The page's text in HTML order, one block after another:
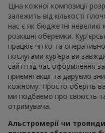
Ціна кожної композиції
залежить від кількості
нас є як бюджетні невеликі
розкішні оберемки.
працює чітко та
послугами кур'єра ви
сайті під час оформлення
приємні акції та даруємо
кожному. Просто оберіть
ми подбаємо про свіжість
отримувача.
Альстромерії чи